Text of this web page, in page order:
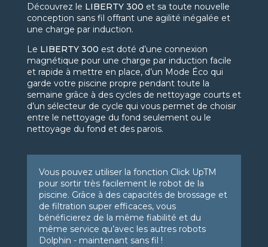
Découvrez le LIBERTY 300 et sa toute nouvelle
conception sans fil offrant une agilité inégalée et
une charge par induction.
Le LIBERTY 300 est doté d’une connexion
magnétique pour une charge par induction facile
et rapide à mettre en place, d’un Mode Éco qui
garde votre piscine propre pendant toute la
semaine grâce à des cycles de nettoyage courts et
d’un sélecteur de cycle qui vous permet de choisir
entre le nettoyage du fond seulement ou le
nettoyage du fond et des parois.
Vous pouvez utiliser la fonction Click UpTM
pour sortir très facilement le robot de la
piscine. Grâce à des capacités de brossage et
de filtration super efficaces, vous
bénéficierez de la même fiabilité et du
même service qu’avec les autres robots
Dolphin - maintenant sans fil !